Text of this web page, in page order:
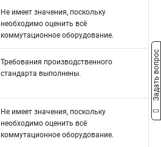
Не имеет значения, поскольку
необходимо оценить всё
коммутационное оборудование.
Требования производственного
стандарта выполнены.
Не имеет значения, поскольку
необходимо оценить всё
коммутационное оборудование.
Задать вопрос